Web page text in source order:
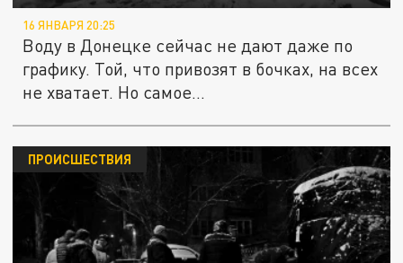
16 ЯНВАРЯ 20:25
Воду в Донецке сейчас не дают даже по
графику. Той, что привозят в бочках, на всех
не хватает. Но самое...
ПРОИСШЕСТВИЯ